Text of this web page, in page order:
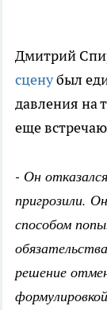
Дмитрий
сценубыл
давления на
еще
- Он
пригрозили.
способом
решение